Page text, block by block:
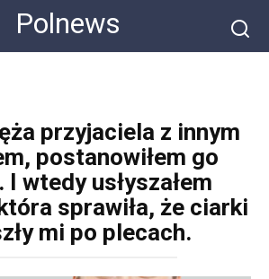
Polnews
przyjaciela z innym
postanowiłem go
wtedy usłyszałem
sprawiła, że ciarki
mi po plecach.